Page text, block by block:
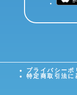
プライバシーポ
特定商取引法に